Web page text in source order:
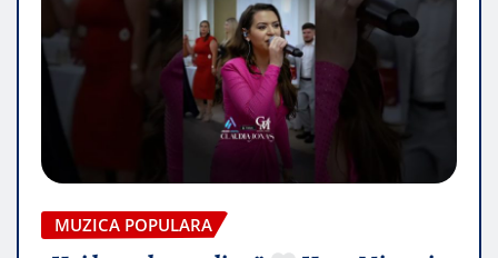
MUZICA POPULARA